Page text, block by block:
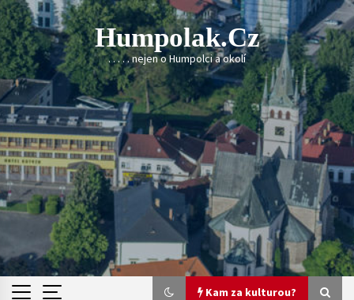
Skip
to
content
Humpolak.cz
. . . . . nejen o Humpolci a okolí
Kam za kulturou?